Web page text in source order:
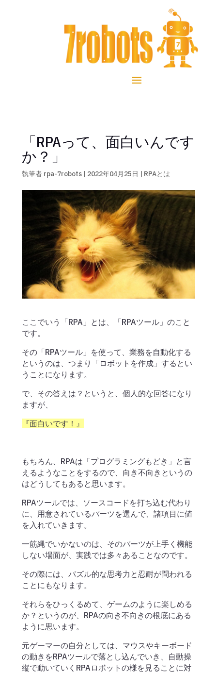
「RPAって、面白いんです
か？」
執筆者 rpa-7robots| 2022年04月25日 | RPAとは
ここでいう「RPA」とは、「RPAツール」のこと
です。
その「RPAツール」を使って、業務を自動化する
というのは、つまり「ロボットを作成」するとい
うことになります。
で、その答えは？というと、個人的な回答になり
ますが、
『面白いです！』
もちろん、RPAは「プログラミングもどき」と言
えるようなことをするので、向き不向きというの
はどうしてもあると思います。
RPAツールでは、ソースコードを打ち込む代わり
に、用意されているパーツを選んで、諸項目に値
を入れていきます。
一筋縄でいかないのは、そのパーツが上手く機能
しない場面が、実践では多々あることなのです。
その際には、パズル的な思考力と忍耐が問われる
ことにもなります。
それらをひっくるめて、ゲームのように楽しめる
か？というのが、RPAの向き不向きの根底にある
ように思います。
元ゲーマーの自分としては、マウスやキーボード
の動きをRPAツールで落とし込んでいき、自動操
縦で動いていくRPAロボットの様を見ることに対